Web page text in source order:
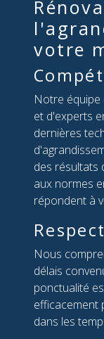
votre
Notre équipe
et d'experts
dernières
des résultats
aux normes
répondent à
Nous
délais
ponctualité
efficacement
dans les